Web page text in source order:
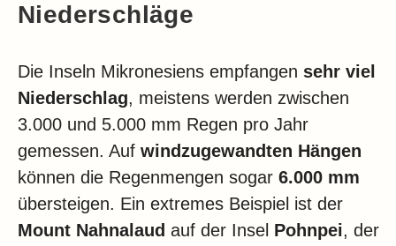
Niederschläge
Die Inseln Mikronesiens empfangen sehr viel
Niederschlag, meistens werden zwischen
3.000 und 5.000 mm Regen pro Jahr
gemessen. Auf windzugewandten Hängen
können die Regenmengen sogar 6.000 mm
übersteigen. Ein extremes Beispiel ist der
Mount Nahnalaud auf der Insel Pohnpei, der